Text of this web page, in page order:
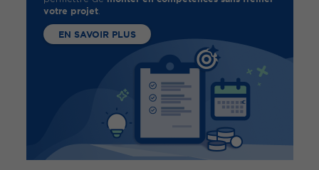
votre projet.
EN SAVOIR PLUS